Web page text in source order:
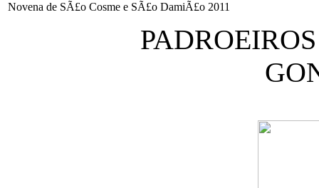
Novena de SÃ£o Cosme e SÃ£o DamiÃ£o 2011